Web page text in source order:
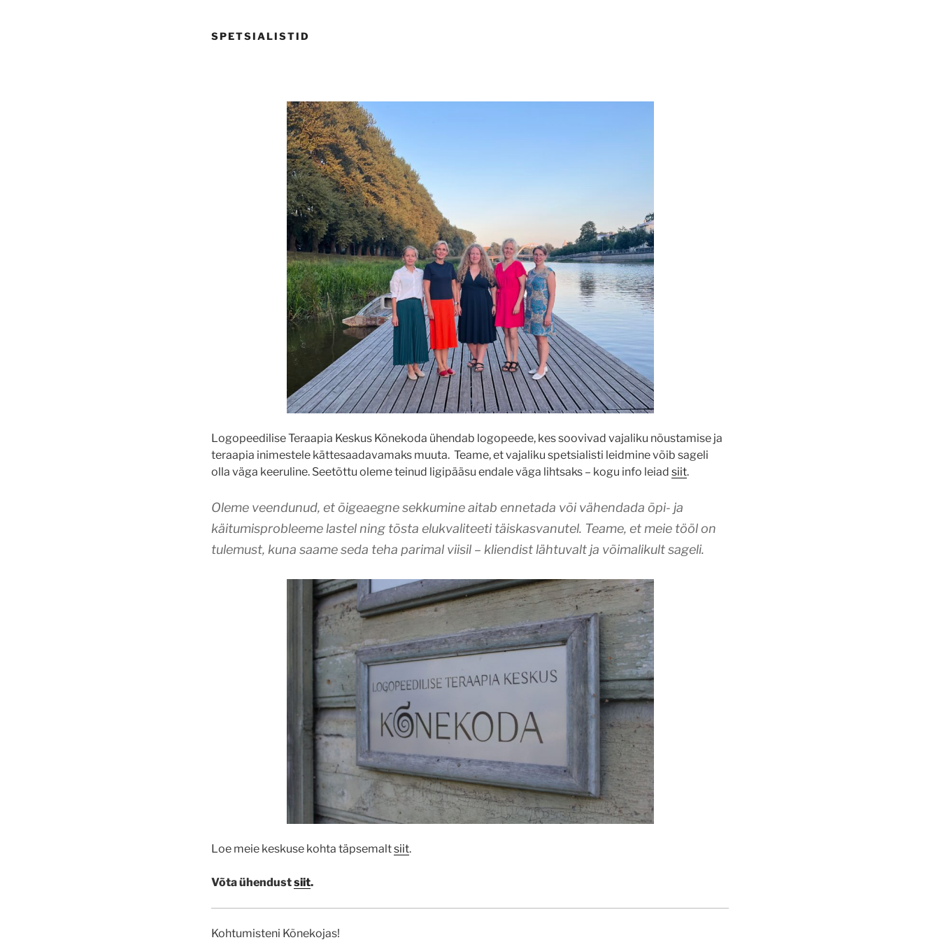
SPETSIALISTID
Logopeedilise Teraapia Keskus Kõnekoda ühendab logopeede, kes soovivad vajaliku nõustamise ja
teraapia inimestele kättesaadavamaks muuta. Teame, et vajaliku spetsialisti leidmine võib sageli
olla väga keeruline. Seetõttu oleme teinud ligipääsu endale väga lihtsaks – kogu info leiad siit.
Oleme veendunud, et õigeaegne sekkumine aitab ennetada või vähendada õpi- ja
käitumisprobleeme lastel ning tõsta elukvaliteeti täiskasvanutel. Teame, et meie tööl on
tulemust, kuna saame seda teha parimal viisil – kliendist lähtuvalt ja võimalikult sageli.
Loe meie keskuse kohta täpsemaltsiit.
Võta ühendustsiit.
Kohtumisteni Kõnekojas!